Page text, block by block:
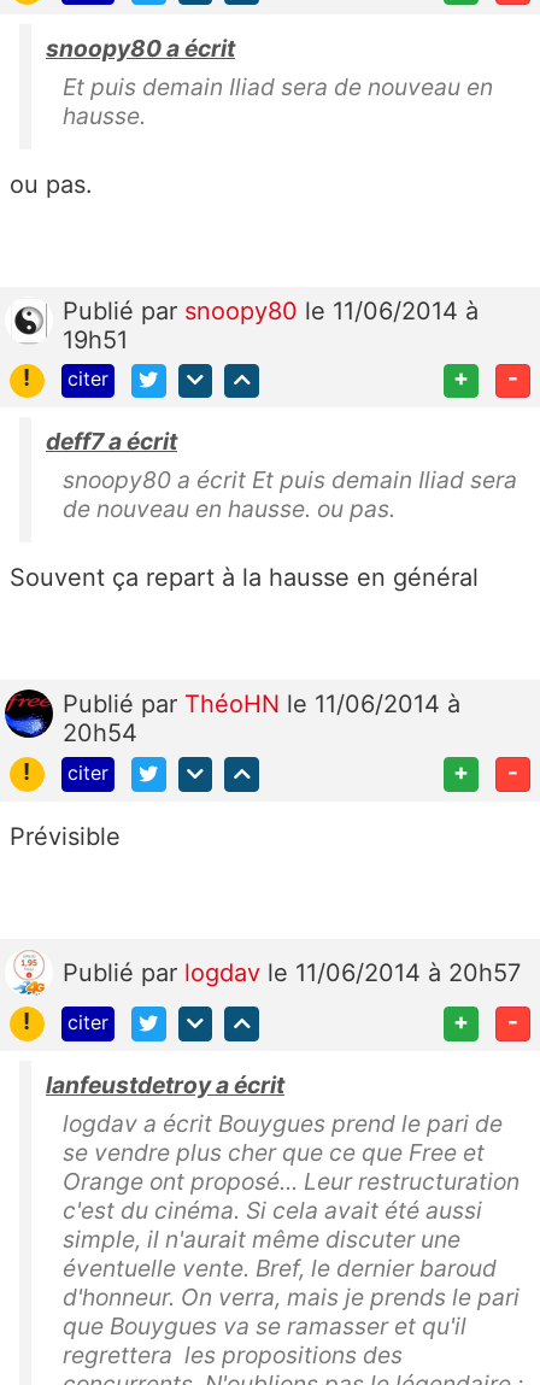
snoopy80 a écrit
Et puis demain Iliad sera de nouveau en
hausse.
ou pas.
Publié par snoopy80 le 11/06/2014 à
19h51
!
citer + -
deff7 a écrit
snoopy80 a écrit Et puis demain Iliad sera
de nouveau en hausse. ou pas.
Souvent ça repart à la hausse en général
Publié par ThéoHN le 11/06/2014 à
20h54
!
citer + -
Prévisible
Publié par logdav le 11/06/2014 à 20h57
!
citer + -
lanfeustdetroy a écrit
logdav a écrit Bouygues prend le pari de
se vendre plus cher que ce que Free et
Orange ont proposé... Leur restructuration
c'est du cinéma. Si cela avait été aussi
simple, il n'aurait même discuter une
éventuelle vente. Bref, le dernier baroud
d'honneur. On verra, mais je prends le pari
que Bouygues va se ramasser et qu'il
regrettera les propositions des